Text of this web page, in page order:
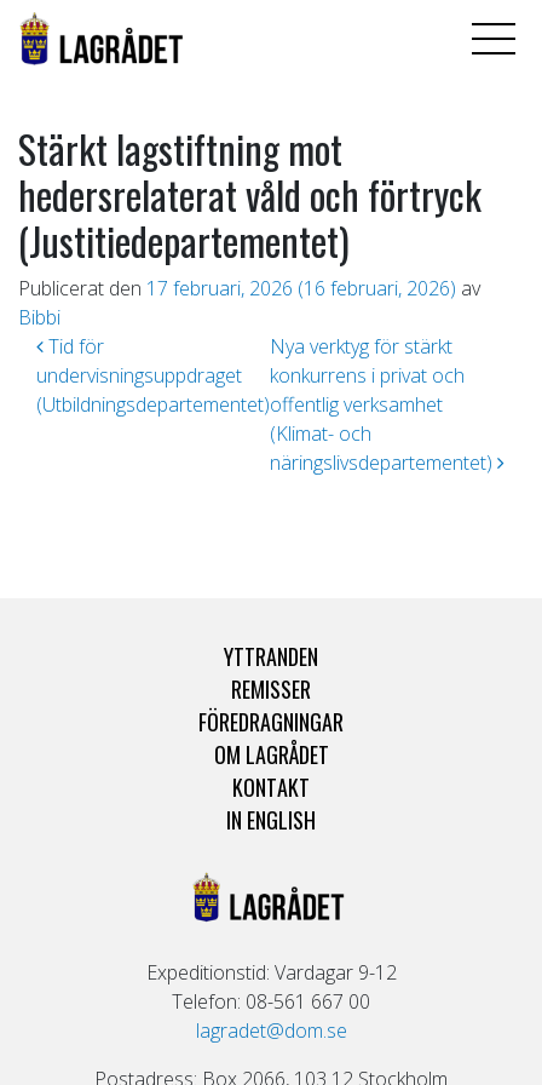
Stärkt lagstiftning mot
hedersrelaterat våld och förtryck
(Justitiedepartementet)
Publicerat den 17 februari, 2026 (16 februari, 2026) av
Bibbi
Inläggsnavigering
Tid för
undervisningsuppdraget
(Utbildningsdepartementet)
Nya verktyg för stärkt
konkurrens i privat och
offentlig verksamhet
(Klimat- och
näringslivsdepartementet)
YTTRANDEN
REMISSER
FÖREDRAGNINGAR
OM LAGRÅDET
KONTAKT
IN ENGLISH
Expeditionstid: Vardagar 9-12
Telefon: 08-561 667 00
lagradet@dom.se
Postadress: Box 2066, 103 12 Stockholm